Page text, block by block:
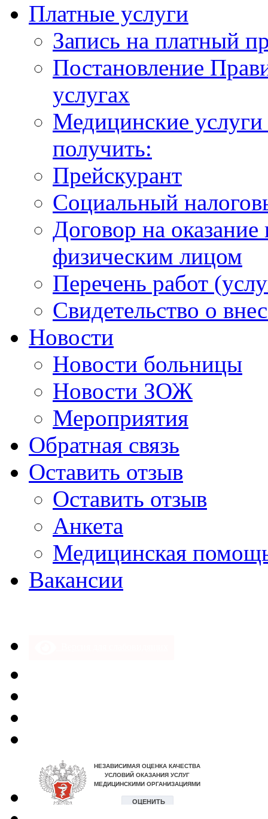
Платные услуги
Запись на платный
Постановление
услугах
Медицинские
получить:
Прейскурант
Социальный
Договор на
физическим лицом
Перечень работ
Свидетельство о
Новости
Новости больницы
Новости ЗОЖ
Мероприятия
Обратная связь
Оставить отзыв
Оставить отзыв
Анкета
Медицинская
Вакансии